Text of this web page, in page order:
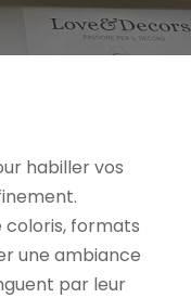
habiller vos
coloris, formats
une ambiance
par leur